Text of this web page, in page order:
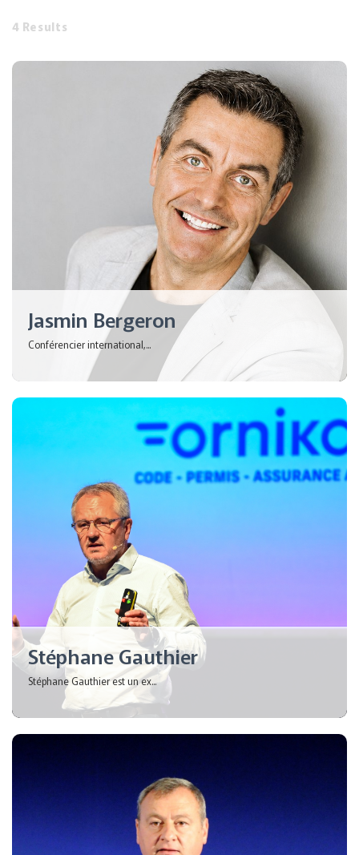
4 Results
Jasmin Bergeron
Conférencier international,...
Stéphane Gauthier
Stéphane Gauthier est un ex...